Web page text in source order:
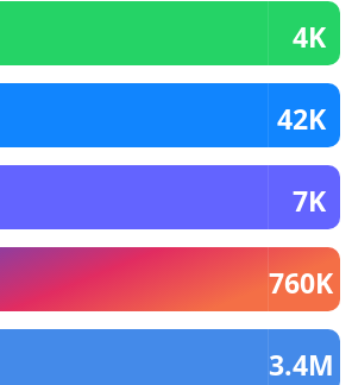
4K
42K
7K
760K
3.4M